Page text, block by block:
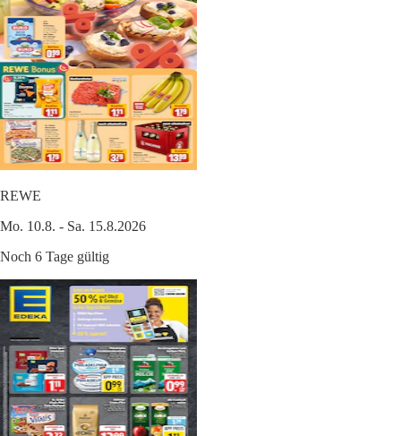
REWE
Mo. 10.8. - Sa. 15.8.2026
Noch 6 Tage gültig